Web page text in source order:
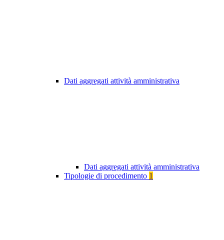
Dati aggregati attività amministrativa
Dati aggregati attività amministrativa
Tipologie di procedimento 1